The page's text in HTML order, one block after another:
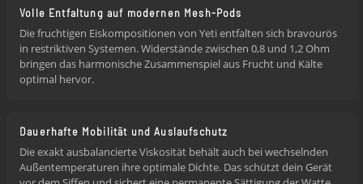
Volle Entfaltung auf modernen Mesh-Pods
Die fruchtigen Eiskompositionen von Yeti entfalten sich bravourös
in restriktiven Systemen. Widerstände zwischen 0,8 und 1,2 Ohm
bringen das harmonische Zusammenspiel aus Frucht und Kälte
optimal hervor.
Dauerhafte Mobilität und Auslaufschutz
Die exakt ausbalancierte Viskosität behält auch bei wechselnden
Außentemperaturen ihre optimale Dichte. Das schützt dein Gerät